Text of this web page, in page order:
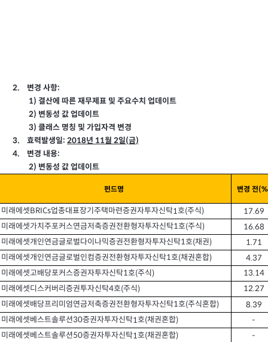
2. 변경 사항:
1) 결산에 따른 재무제표 및 주요수치 업데이트
2) 변동성 값 업데이트
3) 클래스 명칭 및 가입자격 변경
3.
효력발생일: 2018년 11월 2일(금)
4.
변경 내용:
2) 변동성 값 업데이트
펀드명 변경 전
미래에셋BRICs업종대표장기주택마련증권자투자신탁1호(주식)
17.69
미래에셋가치주포커스연금저축증권전환형자투자신탁1호(주식)
16.68
미래에셋개인연금글로벌다이나믹증권전환형자투자신탁1호(채권)
1.71
미래에셋개인연금글로벌인컴증권전환형자투자신탁1호(채권혼합)
4.37
미래에셋고배당포커스증권자투자신탁1호(주식)
13.14
미래에셋디스커버리증권투자신탁4호(주식)
12.27
미래에셋배당프리미엄연금저축증권전환형자투자신탁1호(주식혼합)
8.39
미래에셋베스트솔루션30증권자투자신탁1호(채권혼합)
-
미래에셋베스트솔루션50증권자투자신탁1호(채권혼합)
-